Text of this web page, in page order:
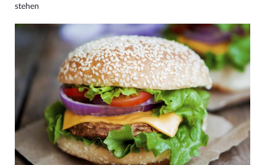
stehen